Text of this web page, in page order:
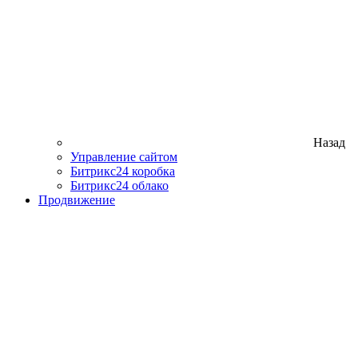
Назад
Управление сайтом
Битрикс24 коробка
Битрикс24 облако
Продвижение